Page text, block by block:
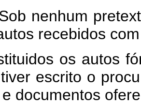
nenhum
recebidos
os autos
escrito o
documentos